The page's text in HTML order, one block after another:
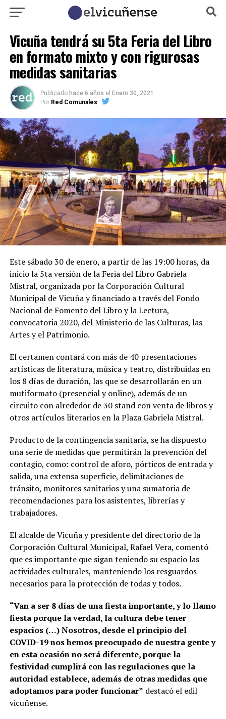
Vicuña tendrá su 5ta Feria del Libro
en formato mixto y con rigurosas
medidas sanitarias
Publicado hace 6 años el Enero 30, 2021
Por Red Comunales
Este sábado 30 de enero, a partir de las 19:00 horas, da
inicio la 5ta versión de la Feria del Libro Gabriela
Mistral, organizada por la Corporación Cultural
Municipal de Vicuña y financiado a través del Fondo
Nacional de Fomento del Libro y la Lectura,
convocatoria 2020, del Ministerio de las Culturas, las
Artes y el Patrimonio.
El certamen contará con más de 40 presentaciones
artísticas de literatura, música y teatro, distribuidas en
los 8 días de duración, las que se desarrollarán en un
mutiformato (presencial y online), además de un
circuito con alrededor de 30 stand con venta de libros y
otros artículos literarios en la Plaza Gabriela Mistral.
Producto de la contingencia sanitaria, se ha dispuesto
una serie de medidas que permitirán la prevención del
contagio, como: control de aforo, pórticos de entrada y
salida, una extensa superficie, delimitaciones de
tránsito, monitores sanitarios y una sumatoria de
recomendaciones para los asistentes, librerías y
trabajadores.
El alcalde de Vicuña y presidente del directorio de la
Corporación Cultural Municipal, Rafael Vera, comentó
que es importante que sigan teniendo su espacio las
actividades culturales, manteniendo los resguardos
necesarios para la protección de todas y todos.
“Van a ser 8 días de una fiesta importante, y lo llamo
fiesta porque la verdad, la cultura debe tener
espacios (…) Nosotros, desde el principio del
COVID-19 nos hemos preocupado de nuestra gente y
en esta ocasión no será diferente, porque la
festividad cumplirá con las regulaciones que la
autoridad establece, además de otras medidas que
adoptamos para poder funcionar” destacó el edil
vicuñense.